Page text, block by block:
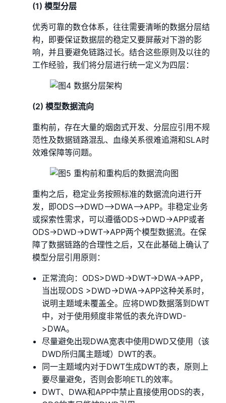
(1) 模型分层
优秀可靠的数仓体系，往往需要清晰的数据分层结
构，即要保证数据层的稳定又要屏蔽对下游的影
响，并且要避免链路过长。结合这些原则及以往的
工作经验，我们将分层进行统一定义为四层：
(2) 模型数据流向
重构前，存在大量的烟囱式开发、分层应引用不规
范性及数据链路混乱、血缘关系很难追溯和SLA时
效难保障等问题。
重构之后，稳定业务按照标准的数据流向进行开
发，即ODS-->DWD-->DWA-->APP。非稳定业务
或探索性需求，可以遵循ODS->DWD->APP或者
ODS->DWD->DWT->APP两个模型数据流。在保
障了数据链路的合理性之后，又在此基础上确认了
模型分层引用原则：
正常流向：ODS>DWD->DWT->DWA->APP，
当出现ODS >DWD->DWA->APP这种关系时，
说明主题域未覆盖全。应将DWD数据落到DWT
中，对于使用频度非常低的表允许DWD-
>DWA。
尽量避免出现DWA宽表中使用DWD又使用（该
DWD所归属主题域）DWT的表。
同一主题域内对于DWT生成DWT的表，原则上
要尽量避免，否则会影响ETL的效率。
DWT、DWA和APP中禁止直接使用ODS的表，